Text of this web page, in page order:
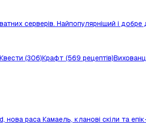
серверів. Найпопулярніший і
Квести (306)Крафт (569 рецептів)
раса Камаель, кланові скіли та